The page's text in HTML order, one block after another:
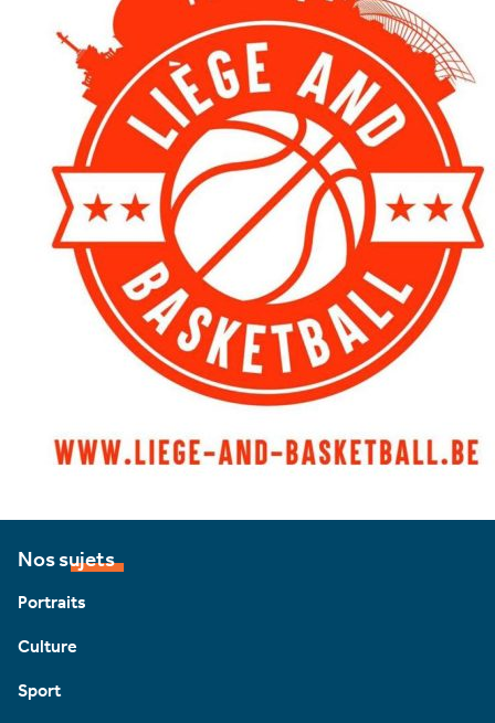
Nos sujets
Portraits
Culture
Sport